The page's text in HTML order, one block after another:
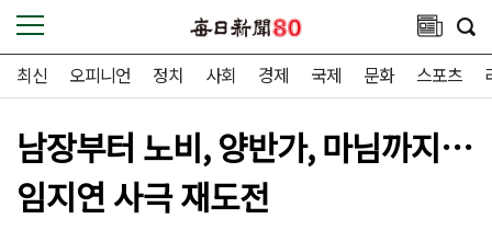
최신 오피니언 정치 사회 경제 국제 문화 스포츠
남장부터 노비, 양반가, 마님까지…
임지연 사극 재도전